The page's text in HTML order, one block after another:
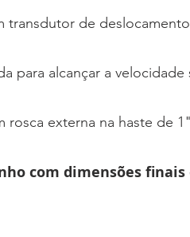
transdutor de
para alcançar a velocidade
rosca externa na haste de
com dimensões